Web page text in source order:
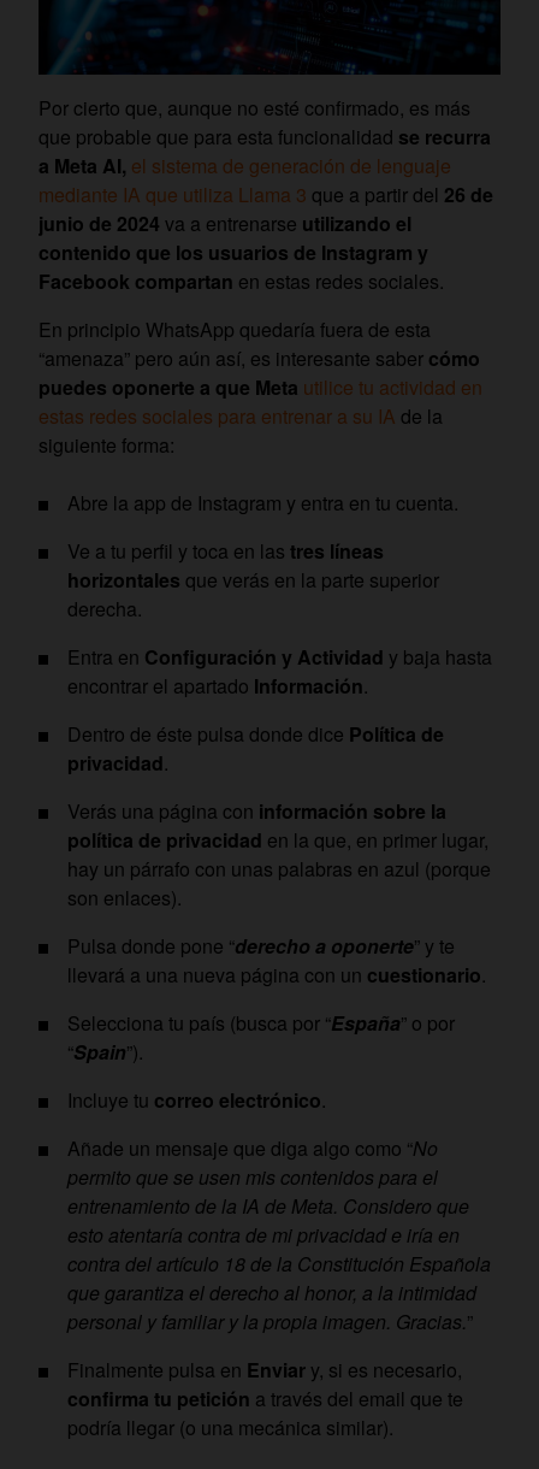
Por cierto que, aunque no esté confirmado, es más
que probable que para esta funcionalidad se recurra
a Meta AI, el sistema de generación de lenguaje
mediante IA que utiliza Llama 3 que a partir del 26 de
junio de 2024 va a entrenarse utilizando el
contenido que los usuarios de Instagram y
Facebook compartan en estas redes sociales.
En principio WhatsApp quedaría fuera de esta
“amenaza” pero aún así, es interesante saber cómo
puedes oponerte a que Meta utilice tu actividad en
estas redes sociales para entrenar a su IA de la
siguiente forma:
Abre la app de Instagram y entra en tu cuenta.
Ve a tu perfil y toca en las tres líneas
horizontales que verás en la parte superior
derecha.
Entra en Configuración y Actividad y baja hasta
encontrar el apartado Información.
Dentro de éste pulsa donde dice Política de
privacidad.
Verás una página con información sobre la
política de privacidad en la que, en primer lugar,
hay un párrafo con unas palabras en azul (porque
son enlaces).
Pulsa donde pone “derecho a oponerte” y te
llevará a una nueva página con un cuestionario.
Selecciona tu país (busca por “España” o por
“Spain”).
Incluye tu correo electrónico.
Añade un mensaje que diga algo como “No
permito que se usen mis contenidos para el
entrenamiento de la IA de Meta. Considero que
esto atentaría contra de mi privacidad e iría en
contra del artículo 18 de la Constitución Española
que garantiza el derecho al honor, a la intimidad
personal y familiar y la propia imagen. Gracias.”
Finalmente pulsa en Enviar y, si es necesario,
confirma tu petición a través del email que te
podría llegar (o una mecánica similar).